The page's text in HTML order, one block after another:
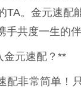
TA。金元速配
手共度一生的伴
金元速配？**
配非常简单！